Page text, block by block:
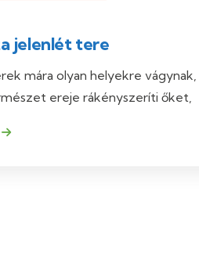
jelenlét tere
mára olyan helyekre vágynak,
ereje rákényszeríti őket,